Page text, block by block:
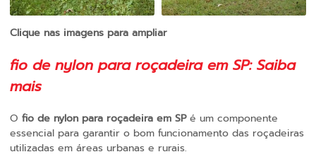
Clique nas imagens para ampliar
fio de nylon para roçadeira em SP: Saiba
mais
O fio de nylon para roçadeira em SPé um componente
essencial para garantir o bom funcionamento das roçadeiras
utilizadas em áreas urbanas e rurais.